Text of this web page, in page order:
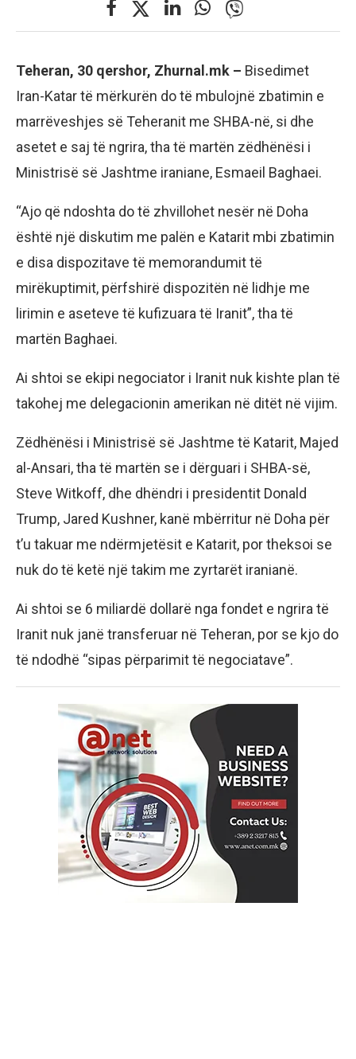
Teheran, 30 qershor, Zhurnal.mk – Bisedimet
Iran-Katar të mërkurën do të mbulojnë zbatimin e
marrëveshjes së Teheranit me SHBA-në, si dhe
asetet e saj të ngrira, tha të martën zëdhënësi i
Ministrisë së Jashtme iraniane, Esmaeil Baghaei.
“Ajo që ndoshta do të zhvillohet nesër në Doha
është një diskutim me palën e Katarit mbi zbatimin
e disa dispozitave të memorandumit të
mirëkuptimit, përfshirë dispozitën në lidhje me
lirimin e aseteve të kufizuara të Iranit”, tha të
martën Baghaei.
Ai shtoi se ekipi negociator i Iranit nuk kishte plan të
takohej me delegacionin amerikan në ditët në vijim.
Zëdhënësi i Ministrisë së Jashtme të Katarit, Majed
al-Ansari, tha të martën se i dërguari i SHBA-së,
Steve Witkoff, dhe dhëndri i presidentit Donald
Trump, Jared Kushner, kanë mbërritur në Doha për
t’u takuar me ndërmjetësit e Katarit, por theksoi se
nuk do të ketë një takim me zyrtarët iranianë.
Ai shtoi se 6 miliardë dollarë nga fondet e ngrira të
Iranit nuk janë transferuar në Teheran, por se kjo do
të ndodhë “sipas përparimit të negociatave”.